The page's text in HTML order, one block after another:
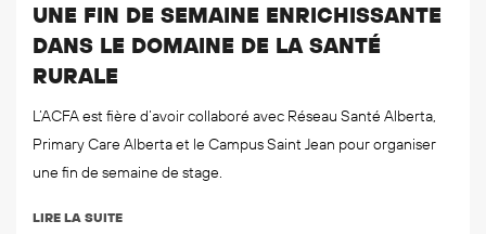
UNE FIN DE SEMAINE ENRICHISSANTE
DANS LE DOMAINE DE LA SANTÉ
RURALE
L’ACFA est fière d’avoir collaboré avec Réseau Santé Alberta,
Primary Care Alberta et le Campus Saint Jean pour organiser
une fin de semaine de stage.
LIRE LA SUITE